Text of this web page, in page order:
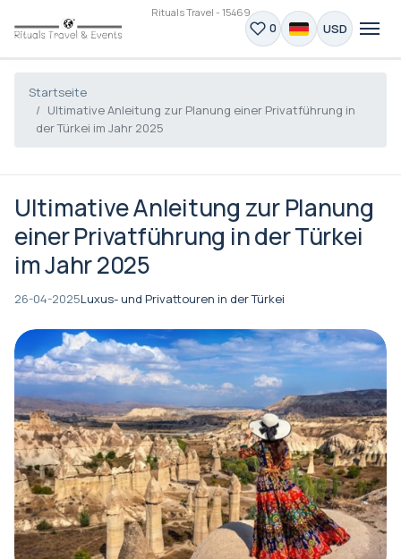
Rituals Travel - 15469
0 USD
Startseite
Ultimative Anleitung zur Planung einer Privatführung in
der Türkei im Jahr 2025
Ultimative Anleitung zur Planung
einer Privatführung in der Türkei
im Jahr 2025
26-04-2025Luxus- und Privattouren in der Türkei